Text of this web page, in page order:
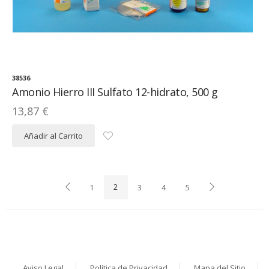
38536
Amonio Hierro III Sulfato 12-hidrato, 500 g
13,87 €
Añadir al Carrito
1 2 3 4 5